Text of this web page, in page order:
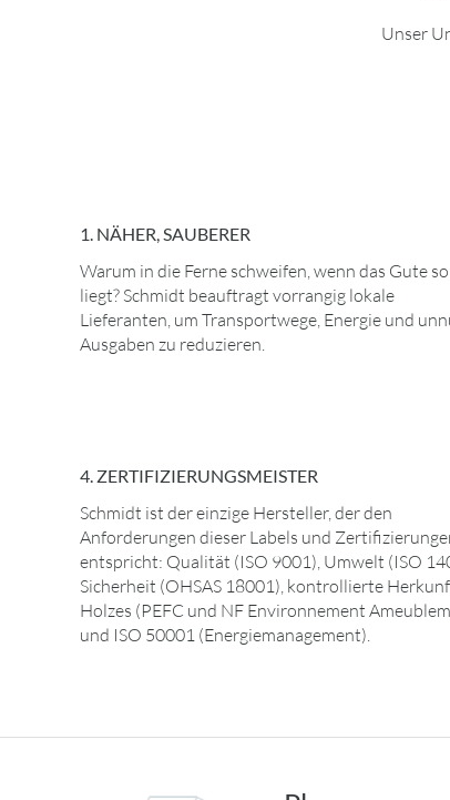
Unser
1. NÄHER, SAUBERER
Warum in die Ferne schweifen, wenn das Gute
liegt? Schmidt beauftragt vorrangig lokale
Lieferanten, um Transportwege, Energie und
Ausgaben zu reduzieren.
4. ZERTIFIZIERUNGSMEISTER
Schmidt ist der einzige Hersteller, der den
Anforderungen dieser Labels und
entspricht: Qualität (ISO 9001), Umwelt (ISO
Sicherheit (OHSAS 18001), kontrollierte
Holzes (PEFC und NF Environnement
und ISO 50001 (Energiemanagement).